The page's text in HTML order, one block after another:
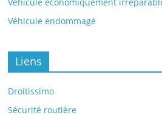
Véhicule économiquement
Véhicule endommagé
Liens
Droitissimo
Sécurité routière